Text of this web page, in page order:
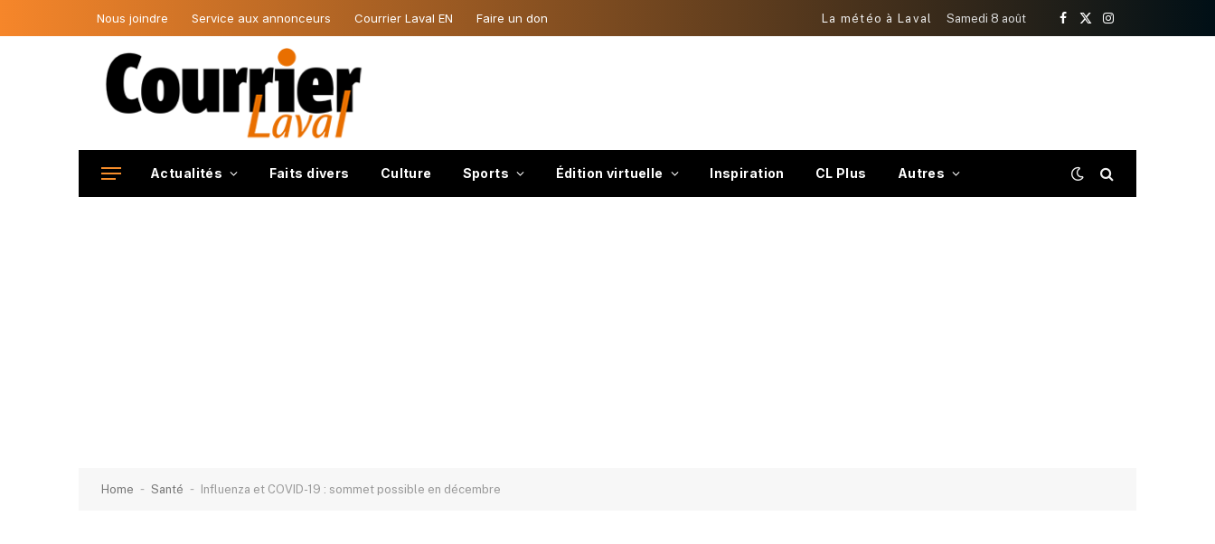
Nous joindre Service aux annonceurs Courrier Laval EN Faire un don La météo à Laval Samedi 8 août
Facebook
X
Instagram
Actualités Faits divers Culture Sports Édition virtuelle Inspiration CL Plus Autres
Home - Santé - Influenza et COVID-19 : sommet possible en décembre